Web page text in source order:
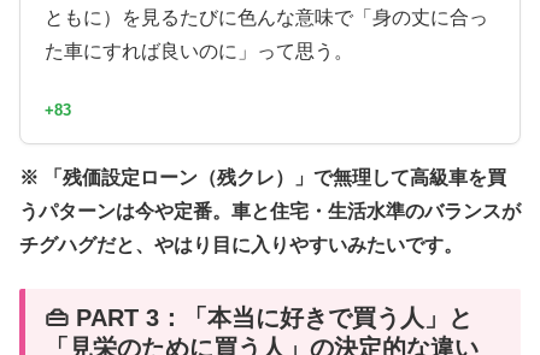
ともに）を見るたびに色んな意味で「身の丈に合っ
た車にすれば良いのに」って思う。
+83
※ 「残価設定ローン（残クレ）」で無理して高級車を買
うパターンは今や定番。車と住宅・生活水準のバランスが
チグハグだと、やはり目に入りやすいみたいです。
👜 PART 3：「本当に好きで買う人」と
「見栄のために買う人」の決定的な違い